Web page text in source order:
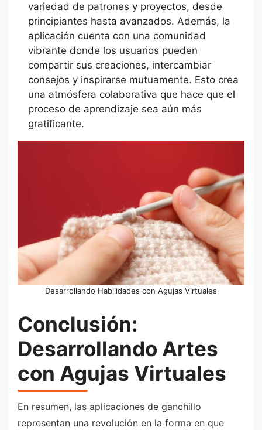
variedad de patrones y proyectos, desde
principiantes hasta avanzados. Además, la
aplicación cuenta con una comunidad
vibrante donde los usuarios pueden
compartir sus creaciones, intercambiar
consejos y inspirarse mutuamente. Esto crea
una atmósfera colaborativa que hace que el
proceso de aprendizaje sea aún más
gratificante.
Desarrollando Habilidades con Agujas Virtuales
Conclusión:
Desarrollando Artes
con Agujas Virtuales
En resumen, las aplicaciones de ganchillo
representan una revolución en la forma en que